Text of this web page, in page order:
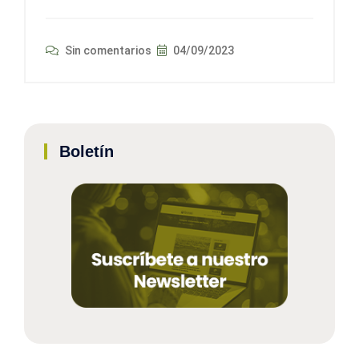
Sin comentarios 04/09/2023
Boletín